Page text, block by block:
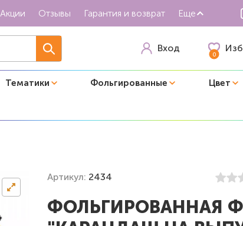
Акции Отзывы Гарантия и возврат Еще
Вход
0
Тематики Фольгированные Цвет
Артикул: 2434
ФОЛЬГИРОВАННАЯ